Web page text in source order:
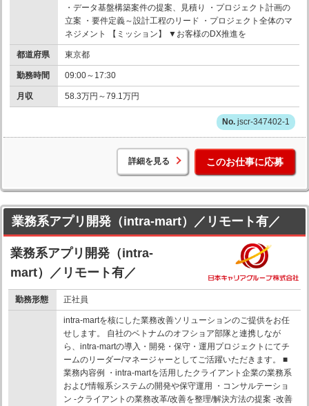
・データ基盤構築案件の提案、見積り ・プロジェクト計画の
立案 ・要件定義～設計工程のリード ・プロジェクト全体のマ
ネジメント 【ミッション】 ▼お客様のDX推進を
都道府県 東京都
勤務時間 09:00～17:30
月収 58.3万円～79.1万円
jscr-347402-1
詳細を見る このお仕事に応募
業務系アプリ開発（intra-mart）／リモート有／
業務系アプリ開発（intra-
mart）／リモート有／
勤務形態 正社員
intra-martを核にした業務改善ソリューションのご提供をお任
せします。 自社のベトナムのオフショア部隊と連携しなが
ら、intra-martの導入・開発・保守・運用プロジェクトにてチ
ームのリーダー/マネージャーとしてご活躍いただきます。 ■
業務内容例 ・intra-martを活用したクライアント企業の業務系
および情報系システムの開発や保守運用 ・コンサルテーショ
ン -クライアントの業務改革/改善を整理/解決方法の提案 -改善